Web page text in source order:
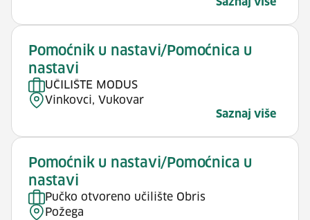
Pomoćnik u nastavi/Pomoćnica u
nastavi
UČILIŠTE MODUS
Vinkovci, Vukovar
Saznaj više
Pomoćnik u nastavi/Pomoćnica u
nastavi
Pučko otvoreno učilište Obris
Požega